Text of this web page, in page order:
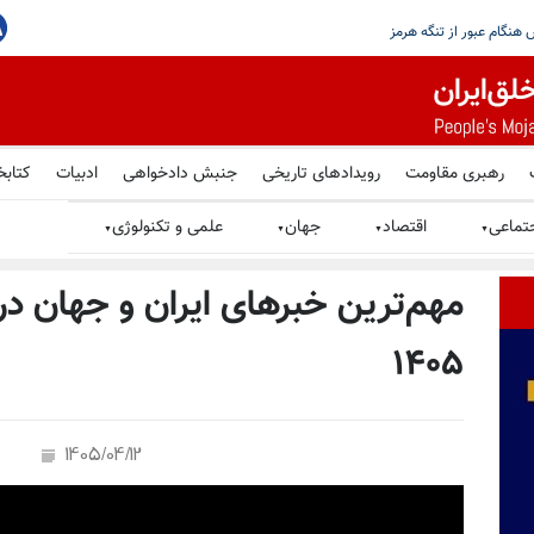
تهران هرگز نباید به سلاح هسته‌یی
رهبری مقاومت رویدادهای تاریخی جنبش دادخواهی ادبیات
▼ اقتصاد▼ جهان▼ علمی و تکنولوژی▼
۱۴۰۵
1405/04/12